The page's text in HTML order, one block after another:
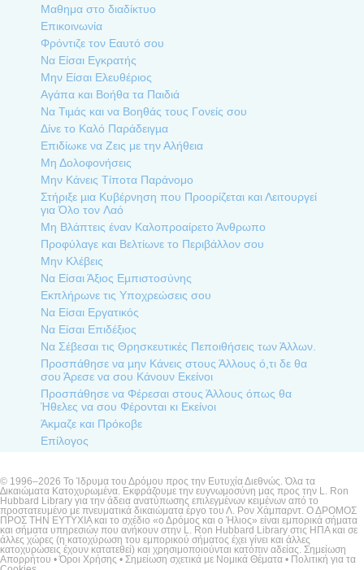
Μαθημα στο διαδίκτυο
Επικοινωνία
Φρόντιζε τον Εαυτό σου
Να Είσαι Εγκρατής
Μην Είσαι Ελευθέριος
Αγάπα και Βοήθα τα Παιδιά
Να Τιµάς και να Βοηθάς τους Γονείς σου
Δίνε το Καλό Παράδειγµα
Επιδίωκε να Ζεις με την Αλήθεια
Μη Δολοφονήσεις
Μην Κάνεις Τίποτα Παράνομο
Στήριξε µια Κυβέρνηση που Προορίζεται και Λειτουργεί
για Όλο τον Λαό
Μη Βλάπτεις έναν Καλοπροαίρετο Άνθρωπο
Προφύλαγε και Βελτίωνε το Περιβάλλον σου
Μην Κλέβεις
Να Είσαι Άξιος Εµπιστοσύνης
Εκπλήρωνε τις Υποχρεώσεις σου
Να Είσαι Εργατικός
Να Είσαι Επιδέξιος
Να Σέβεσαι τις Θρησκευτικές Πεποιθήσεις των Άλλων.
Προσπάθησε να µην Κάνεις στους Άλλους ό,τι δε θα
σου Άρεσε να σου Κάνουν Εκείνοι
Προσπάθησε να Φέρεσαι στους Άλλους όπως θα
Ήθελες να σου Φέρονται κι Εκείνοι
Άκμαζε και Πρόκοβε
Επίλογος
© 1996–2026 Το Ίδρυμα του Δρόμου προς την Ευτυχία Διεθνώς. Όλα τα
∆ικαιώµατα Κατοχυρωµένα. Εκφράζουμε την ευγνωμοσύνη μας προς την L. Ron
Hubbard Library για την άδεια ανατύπωσης επιλεγμένων κειμένων από το
προστατευμένο με πνευματικά δικαιώματα έργο του Λ. Ρον Χάμπαρντ. Ο ΔΡΟΜΟΣ
ΠΡΟΣ ΤΗΝ ΕΥΤΥΧΙΑ και το σχέδιο «ο Δρόμος και ο Ήλιος» είναι εμπορικά σήματα
και σήματα υπηρεσιών που ανήκουν στην L. Ron Hubbard Library στις ΗΠΑ και σε
άλλες χώρες (η κατοχύρωση του εμπορικού σήματος έχει γίνει και άλλες
κατοχυρώσεις έχουν κατατεθεί) και χρησιμοποιούνται κατόπιν αδείας. Σημείωση
Απορρήτου •Όροι Χρήσης • Σημείωση σχετικά με Νομικά Θέματα •
Πολιτική για τα